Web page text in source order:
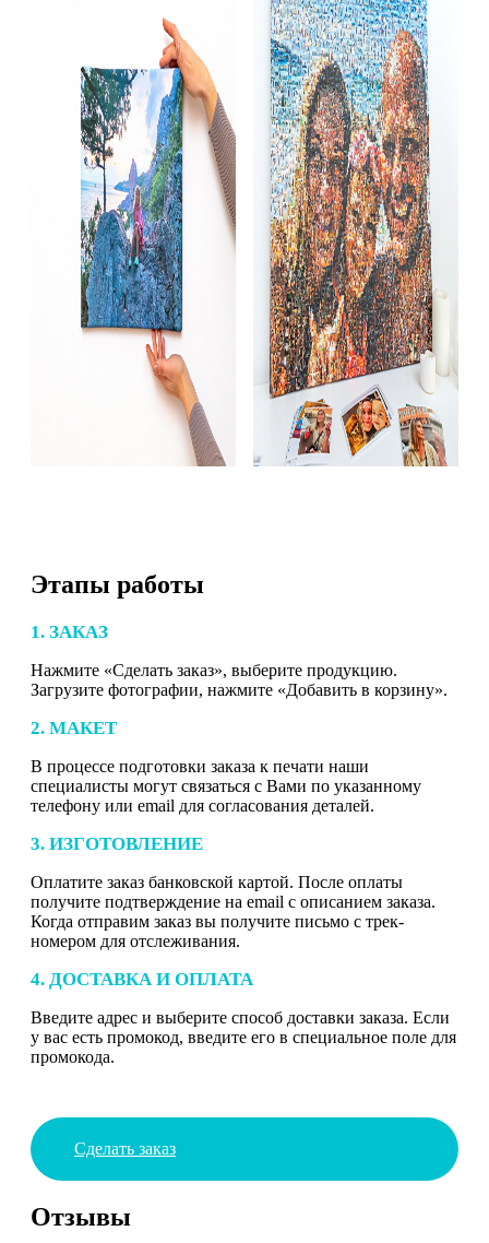
Этапы работы
1. ЗАКАЗ
Нажмите «Сделать заказ», выберите продукцию.
Загрузите фотографии, нажмите «Добавить в корзину».
2. МАКЕТ
В процессе подготовки заказа к печати наши
специалисты могут связаться с Вами по указанному
телефону или email для согласования деталей.
3. ИЗГОТОВЛЕНИЕ
Оплатите заказ банковской картой. После оплаты
получите подтверждение на email с описанием заказа.
Когда отправим заказ вы получите письмо с трек-
номером для отслеживания.
4. ДОСТАВКА И ОПЛАТА
Введите адрес и выберите способ доставки заказа. Если
у вас есть промокод, введите его в специальное поле для
промокода.
Сделать заказ
Отзывы